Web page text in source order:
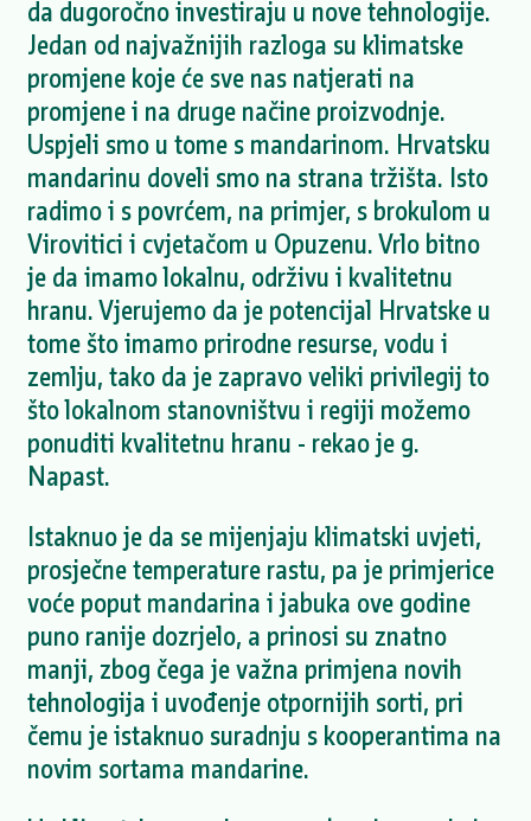
da dugoročno investiraju u nove tehnologije.
Jedan od najvažnijih razloga su klimatske
promjene koje će sve nas natjerati na
promjene i na druge načine proizvodnje.
Uspjeli smo u tome s mandarinom. Hrvatsku
mandarinu doveli smo na strana tržišta. Isto
radimo i s povrćem, na primjer, s brokulom u
Virovitici i cvjetačom u Opuzenu. Vrlo bitno
je da imamo lokalnu, održivu i kvalitetnu
hranu. Vjerujemo da je potencijal Hrvatske u
tome što imamo prirodne resurse, vodu i
zemlju, tako da je zapravo veliki privilegij to
što lokalnom stanovništvu i regiji možemo
ponuditi kvalitetnu hranu - rekao je g.
Napast.
Istaknuo je da se mijenjaju klimatski uvjeti,
prosječne temperature rastu, pa je primjerice
voće poput mandarina i jabuka ove godine
puno ranije dozrjelo, a prinosi su znatno
manji, zbog čega je važna primjena novih
tehnologija i uvođenje otpornijih sorti, pri
čemu je istaknuo suradnju s kooperantima na
novim sortama mandarine.